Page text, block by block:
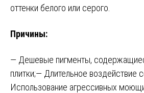
оттенки белого или серого.
Причины:
— Дешевые пигменты,
плитки;— Длительное воздействие
Использование агрессивных